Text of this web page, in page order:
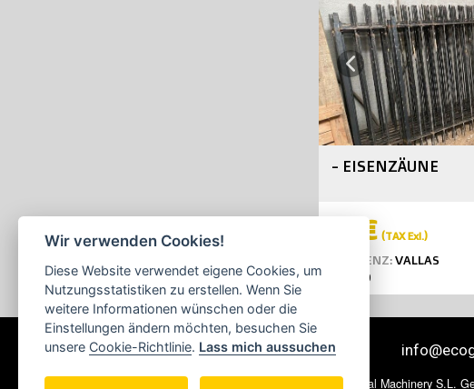
Previous
- EISENZÄUNE
48€ (TAX Exl.)
REFERENZ:VALLAS
0
© 2026 Ecoglobal Machinery S.L.
Wir verwenden Cookies!
Diese Website verwendet eigene Cookies, um
Nutzungsstatistiken zu erstellen. Wenn Sie
weitere Informationen wünschen oder die
Einstellungen ändern möchten, besuchen Sie
unsere Cookie-Richtlinie. Lass mich aussuchen